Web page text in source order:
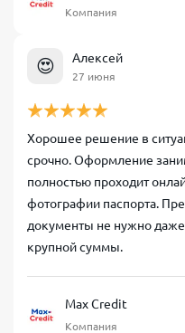
Компания
😍 Алексей
27 июня
Хорошее решение в
срочно. Оформление
полностью проходит
фотографии паспорта.
документы не нужно даже
крупной суммы.
Max Credit
Компания